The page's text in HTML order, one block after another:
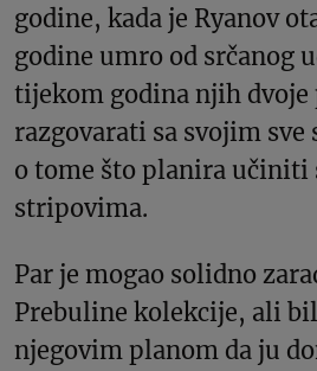
godine, kada je Ryanov
godine umro od srčanog
tijekom godina njih dvoje
razgovarati sa svojim
o tome što planira
stripovima.
Par je mogao solidno
Prebuline kolekcije, ali
njegovim planom da ju